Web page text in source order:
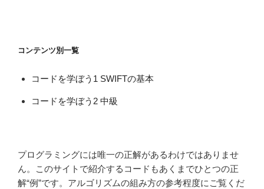
ン
コンテンツ別一覧
コードを学ぼう1 SWIFTの基本
コードを学ぼう2 中級
プログラミングには唯一の正解があるわけではありませ
ん。このサイトで紹介するコードもあくまでひとつの正
解“例”です。アルゴリズムの組み方の参考程度にご覧くだ